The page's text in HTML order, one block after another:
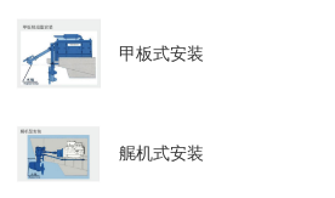
甲板式安装
艉机式安装